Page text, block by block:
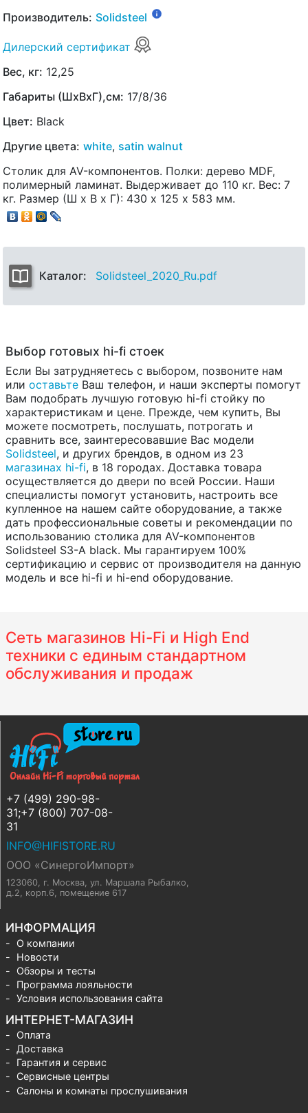
Производитель: Solidsteel
Дилерский сертификат
Вес, кг: 12,25
Габариты (ШхВхГ),см: 17/8/36
Цвет: Black
Другие цвета: white, satin walnut
Столик для AV-компонентов. Полки: дерево MDF,
полимерный ламинат. Выдерживает до 110 кг. Вес: 7
кг. Размер (Ш х В х Г): 430 х 125 х 583 мм.
Каталог: Solidsteel_2020_Ru.pdf
Выбор готовых hi-fi стоек
Если Вы затрудняетесь с выбором, позвоните нам
или оставьте Ваш телефон, и наши эксперты помогут
Вам подобрать лучшую готовую hi-fi стойку по
характеристикам и цене. Прежде, чем купить, Вы
можете посмотреть, послушать, потрогать и
сравнить все, заинтересовавшие Вас модели
Solidsteel, и других брендов, в одном из 23
магазинах hi-fi, в 18 городах. Доставка товара
осуществляется до двери по всей России. Наши
специалисты помогут установить, настроить все
купленное на нашем сайте оборудование, а также
дать профессиональные советы и рекомендации по
использованию столика для AV-компонентов
Solidsteel S3-A black. Мы гарантируем 100%
сертификацию и сервис от производителя на данную
модель и все hi-fi и hi-end оборудование.
Сеть магазинов Hi-Fi и High End
техники с единым стандартном
обслуживания и продаж
+7 (499) 290-98-
31;+7 (800) 707-08-
31
INFO@HIFISTORE.RU
ООО «СинергоИмпорт»
123060, г. Москва, ул. Маршала Рыбалко,
д.2, корп.6, помещение 617
ИНФОРМАЦИЯ
О компании
Новости
Обзоры и тесты
Программа лояльности
Условия использования сайта
ИНТЕРНЕТ-МАГАЗИН
Оплата
Доставка
Гарантия и сервис
Сервисные центры
Салоны и комнаты прослушивания